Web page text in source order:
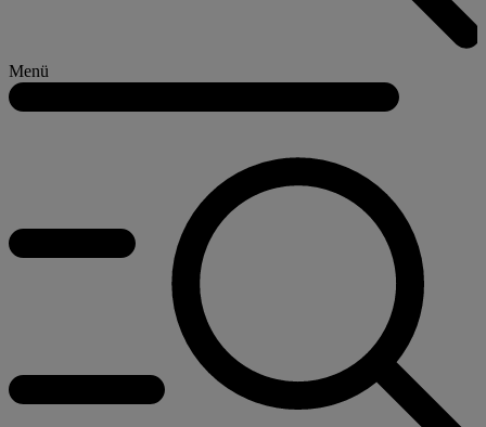
Menü